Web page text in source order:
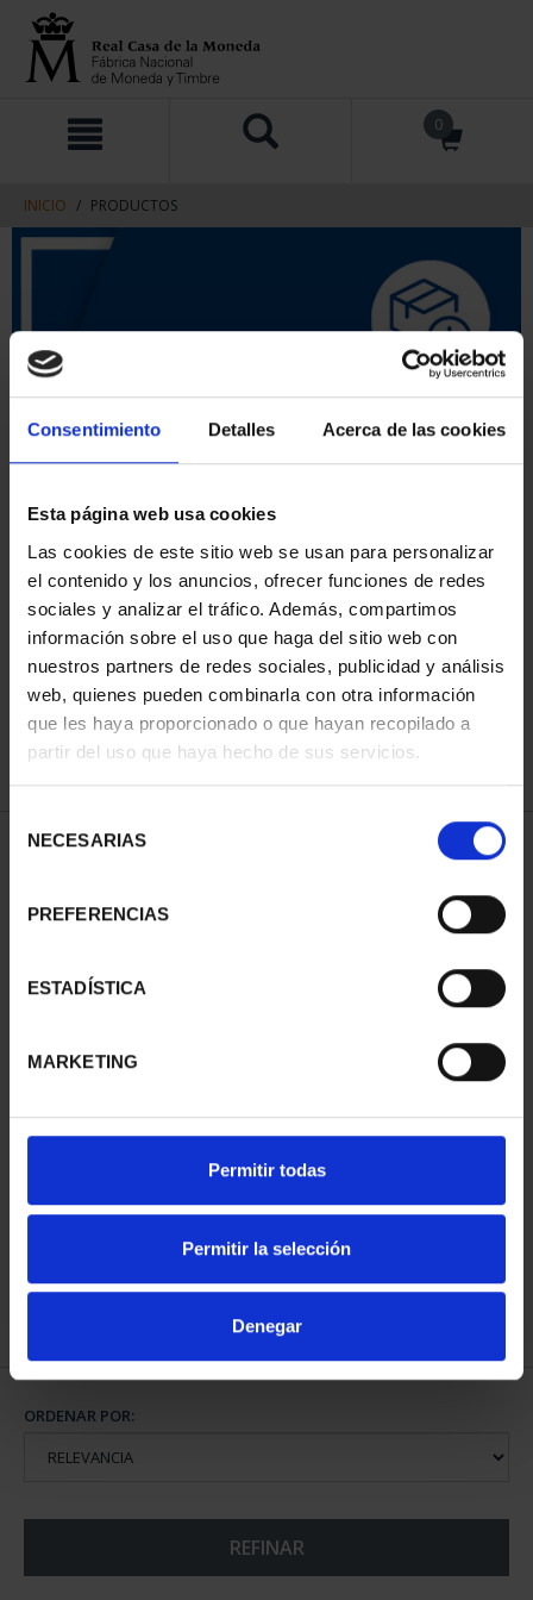
Consentimiento Detalles Acerca de las cookies
Esta página web usa cookies
Las cookies de este sitio web se usan para personalizar
el contenido y los anuncios, ofrecer funciones de redes
sociales y analizar el tráfico. Además, compartimos
información sobre el uso que haga del sitio web con
nuestros partners de redes sociales, publicidad y análisis
web, quienes pueden combinarla con otra información
que les haya proporcionado o que hayan recopilado a
partir del uso que haya hecho de sus servicios.
NECESARIAS
PREFERENCIAS
ESTADÍSTICA
MARKETING
Permitir todas
Permitir la selección
Denegar
contenido
navegacin
0
INICIO PRODUCTOS
ORDENAR POR:
REFINAR
1 Productos encontrados
CAPITALES ESPAÑOLAS
73,00 €
ORDENAR POR:
REFINAR